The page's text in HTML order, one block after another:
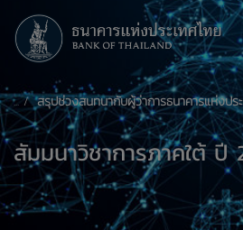
สัมมนาวิชาการภาคใต้ ปี